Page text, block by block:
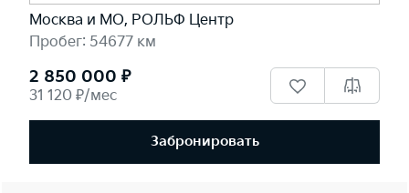
Москва и МО, РОЛЬФ Центр
Пробег: 54677 км
2 850 000 ₽
31 120 ₽/мес
Забронировать